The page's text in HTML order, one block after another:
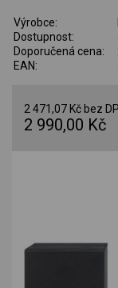
Výrobce:
Dostupnost:
Doporučená cena:
EAN:
2 471,07 Kč bez
2 990,00 Kč